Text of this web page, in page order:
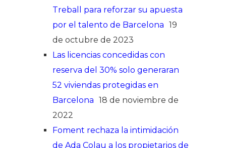
Treball para reforzar su apuesta
por el talento de Barcelona 19
de octubre de 2023
Las licencias concedidas con
reserva del 30% solo generaran
52 viviendas protegidas en
Barcelona 18 de noviembre de
2022
Foment rechaza la intimidación
de Ada Colau a los propietarios de